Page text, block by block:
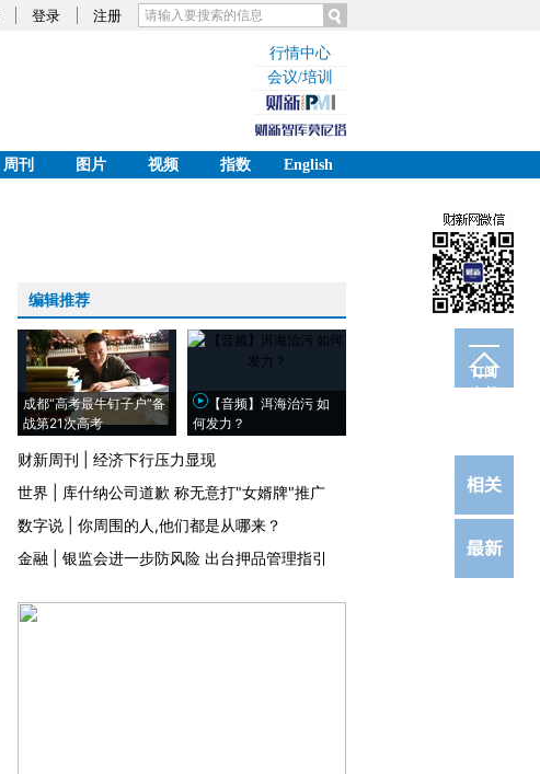
登录 注册
行情中心
会议/培训
周刊 图片 视频 指数
English
订阅
电邮
编辑推荐
成都“高考最牛钉子户”备
战第21次高考
【音频】洱海治污 如
何发力？
财新周刊
经济下行压力显现
世界
库什纳公司道歉 称无意打"女婿牌"推广
数字说
你周围的人,他们都是从哪来？
金融
银监会进一步防风险 出台押品管理指引